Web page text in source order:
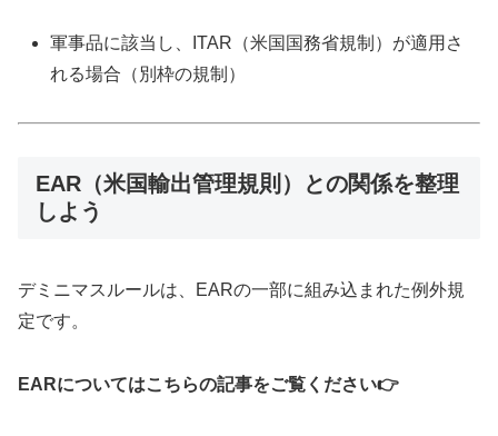
軍事品に該当し、ITAR（米国国務省規制）が適用さ
れる場合（別枠の規制）
EAR（米国輸出管理規則）との関係を整理
しよう
デミニマスルールは、EARの一部に組み込まれた例外規
定です。
EARについてはこちらの記事をご覧ください👉